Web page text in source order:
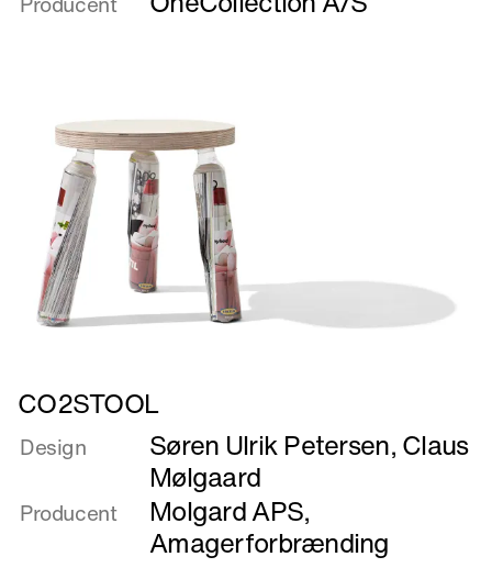
Læs
mere
om
CO2STOOL
Design Søren Ulrik Petersen,Claus
Mølgaard
Producent Molgard APS,
Amagerforbrænding